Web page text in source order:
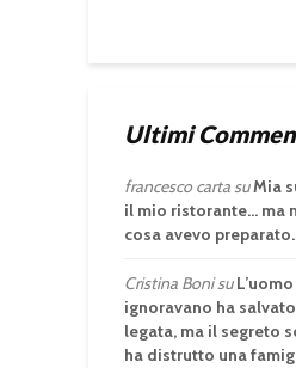
Ultimi
francesco cartasuMia
il mio ristorante… ma
cosa avevo preparato.
Cristina Bonisu
ignoravano ha
legata, ma il segreto
ha distrutto una